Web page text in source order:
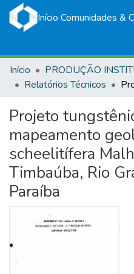
Início Comunidades &
Início
Relatórios Técnicos
Projeto
mapeamento
scheelitífera
Timbaúba, Rio
Paraíba